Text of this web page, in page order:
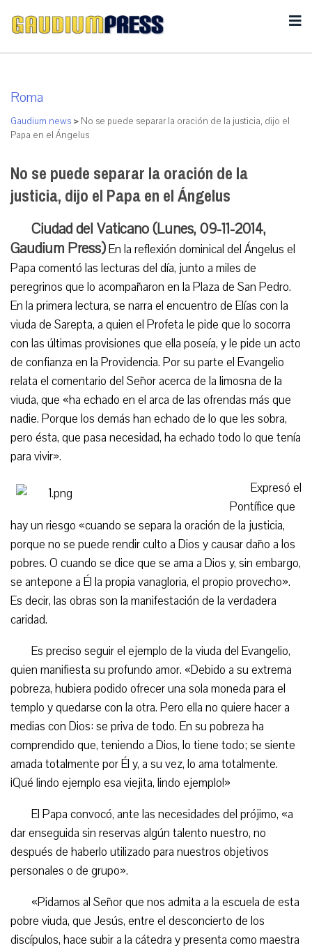
Roma
Gaudium news > No se puede separar la oración de la justicia, dijo el
Papa en el Ángelus
No se puede separar la oración de la
justicia, dijo el Papa en el Ángelus
Ciudad del Vaticano (Lunes, 09-11-2014,
Gaudium Press)En la reflexión dominical del Ángelus el
Papa comentó las lecturas del día, junto a miles de
peregrinos que lo acompañaron en la Plaza de San Pedro.
En la primera lectura, se narra el encuentro de Elías con la
viuda de Sarepta, a quien el Profeta le pide que lo socorra
con las últimas provisiones que ella poseía, y le pide un acto
de confianza en la Providencia. Por su parte el Evangelio
relata el comentario del Señor acerca de la limosna de la
viuda, que «ha echado en el arca de las ofrendas más que
nadie. Porque los demás han echado de lo que les sobra,
pero ésta, que pasa necesidad, ha echado todo lo que tenía
para vivir».
Expresó el
Pontífice que
hay un riesgo «cuando se separa la oración de la justicia,
porque no se puede rendir culto a Dios y causar daño a los
pobres. O cuando se dice que se ama a Dios y, sin embargo,
se antepone a Él la propia vanagloria, el propio provecho».
Es decir, las obras son la manifestación de la verdadera
caridad.
Es preciso seguir el ejemplo de la viuda del Evangelio,
quien manifiesta su profundo amor. «Debido a su extrema
pobreza, hubiera podido ofrecer una sola moneda para el
templo y quedarse con la otra. Pero ella no quiere hacer a
medias con Dios: se priva de todo. En su pobreza ha
comprendido que, teniendo a Dios, lo tiene todo; se siente
amada totalmente por Él y, a su vez, lo ama totalmente.
¡Qué lindo ejemplo esa viejita, lindo ejemplo!»
El Papa convocó, ante las necesidades del prójimo, «a
dar enseguida sin reservas algún talento nuestro, no
después de haberlo utilizado para nuestros objetivos
personales o de grupo».
«Pidamos al Señor que nos admita a la escuela de esta
pobre viuda, que Jesús, entre el desconcierto de los
discípulos, hace subir a la cátedra y presenta como maestra